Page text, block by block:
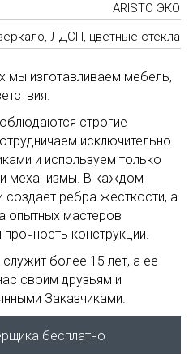
ARISTO ЭКО
ЛДСП, цветные стекла
мы изготавливаем мебель,
строгие
исключительно
и используем только
механизмы. В каждом
создает ребра жесткости, а
опытных мастеров
конструкции.
более 15 лет, а ее
своим друзьям и
Заказчиками.
бесплатно